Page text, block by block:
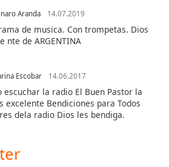
Aranda 14.07.2019
de musica. Con trompetas. Dios
nte de ARGENTINA
Escobar 14.06.2017
escuchar la radio El Buen Pastor la
excelente Bendiciones para Todos
dela radio Dios les bendiga.